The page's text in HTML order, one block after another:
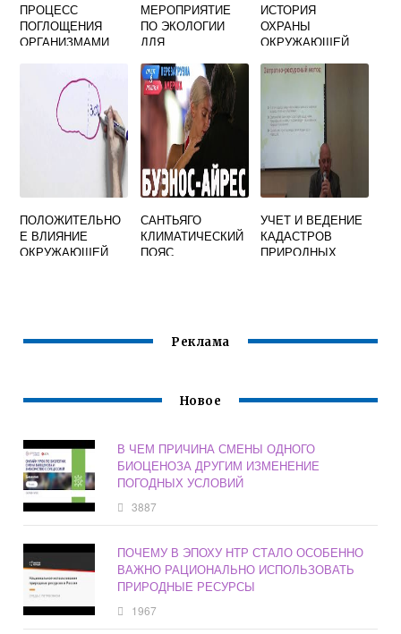
ПРОЦЕСС
ПОГЛОЩЕНИЯ
ОРГАНИЗМАМИ
НЕОБХОДИМЫХ
ПИТАТЕЛЬНЫХ
ВЕЩЕСТВ
МЕРОПРИЯТИЕ
ПО ЭКОЛОГИИ
ДЛЯ
ИСТОРИЯ
ОХРАНЫ
ОКРУЖАЮЩЕЙ
ПОЛОЖИТЕЛЬНО
Е ВЛИЯНИЕ
ОКРУЖАЮЩЕЙ
САНТЬЯГО
КЛИМАТИЧЕСКИЙ
ПОЯС
УЧЕТ И ВЕДЕНИЕ
КАДАСТРОВ
ПРИРОДНЫХ
Реклама
Новое
В ЧЕМ ПРИЧИНА СМЕНЫ ОДНОГО
БИОЦЕНОЗА ДРУГИМ ИЗМЕНЕНИЕ
ПОГОДНЫХ УСЛОВИЙ
3887
ПОЧЕМУ В ЭПОХУ НТР СТАЛО ОСОБЕННО
ВАЖНО РАЦИОНАЛЬНО ИСПОЛЬЗОВАТЬ
ПРИРОДНЫЕ РЕСУРСЫ
1967